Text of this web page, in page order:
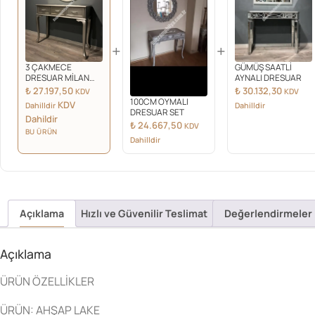
3 ÇAKMECE
DRESUAR MİLAN
AYNA TAKIM
₺27.197,50 KDV
Dahilldir KDV
Dahildir
BU ÜRÜN
+
100CM OYMALI
DRESUAR SET
₺ 24.667,50 KDV
Dahilldir
+
GÜMÜŞ SAATLİ
AYNALI DRESUAR
₺30.132,30 KDV
Dahilldir
Açıklama Hızlı ve Güvenilir Teslimat
Açıklama
ÜRÜN ÖZELLİKLER
ÜRÜN: AHŞAP LAKE